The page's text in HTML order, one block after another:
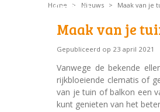
Contact
Home > Nieuws > Maak van je
Maak van je
Gepubliceerd op 23 april 2021
Vanwege de bekende
rijkbloeiende clematis of
van je tuin of balkon een
kunt genieten van het